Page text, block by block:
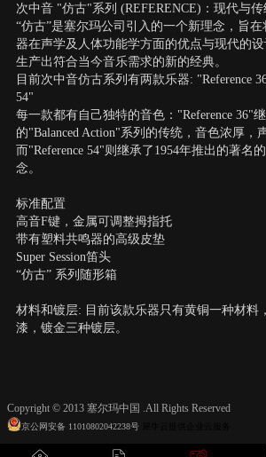
次中音 "仿古"系列 (REFERENCE)：现代与
“仿古”是塞尔玛公司引入的一个新理念，旨
器在声学及人体功能学方面的优点与现代的设
生产出符合当今音乐需求的新的经典。
目前次中音仿古系列有两款乐器: "Reference
54"
每一款都有自己独特的音色："Reference 36"
的"Balanced Action"系列的传统，音色浓厚，
而"Reference 54"则继承了1954年推出的著名
念。
标准配置
高音F键，金属可调整拇指托
带有塑料共鸣器的高级皮垫
Super Session笛头
“仿古” 系列随形箱
材料和镀层: 目前该款乐器只有黄铜一种材料
漆，镀金三种镀层。
Copyright © 2013 塞尔玛中国 .All Rights Reserved
京公网安备 11010802042238号